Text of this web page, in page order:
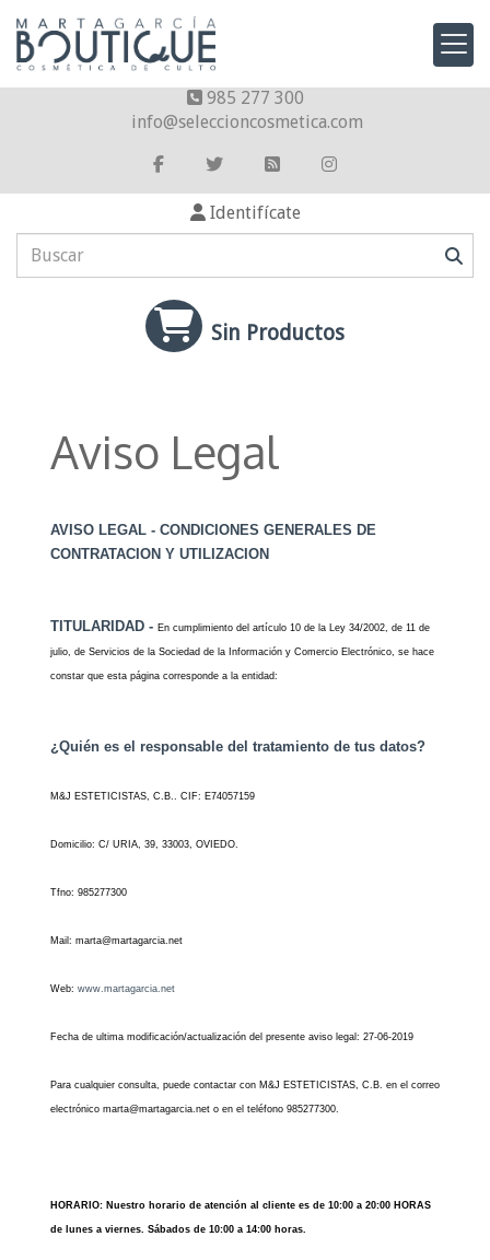
985 277 300
info
seleccioncosmetica.com
Identifícate
Sin Productos
Aviso Legal
AVISO LEGAL - CONDICIONES GENERALES DE
CONTRATACION Y UTILIZACION
TITULARIDAD - En cumplimiento del artículo 10 de la Ley 34/2002, de 11 de
julio, de Servicios de la Sociedad de la Información y Comercio Electrónico, se hace
constar que esta página corresponde a la entidad:
¿Quién es el responsable del tratamiento de tus datos?
M&J ESTETICISTAS, C.B.. CIF: E74057159
Domicilio: C/ URIA, 39, 33003, OVIEDO.
Tfno: 985277300
Mail: marta@martagarcia.net
Web: www.martagarcia.net
Fecha de ultima modificación/actualización del presente aviso legal: 27-06-2019
Para cualquier consulta, puede contactar con M&J ESTETICISTAS, C.B. en el correo
electrónico marta@martagarcia.net o en el teléfono 985277300.
HORARIO: Nuestro horario de atención al cliente es de 10:00 a 20:00 HORAS
de lunes a viernes. Sábados de 10:00 a 14:00 horas.